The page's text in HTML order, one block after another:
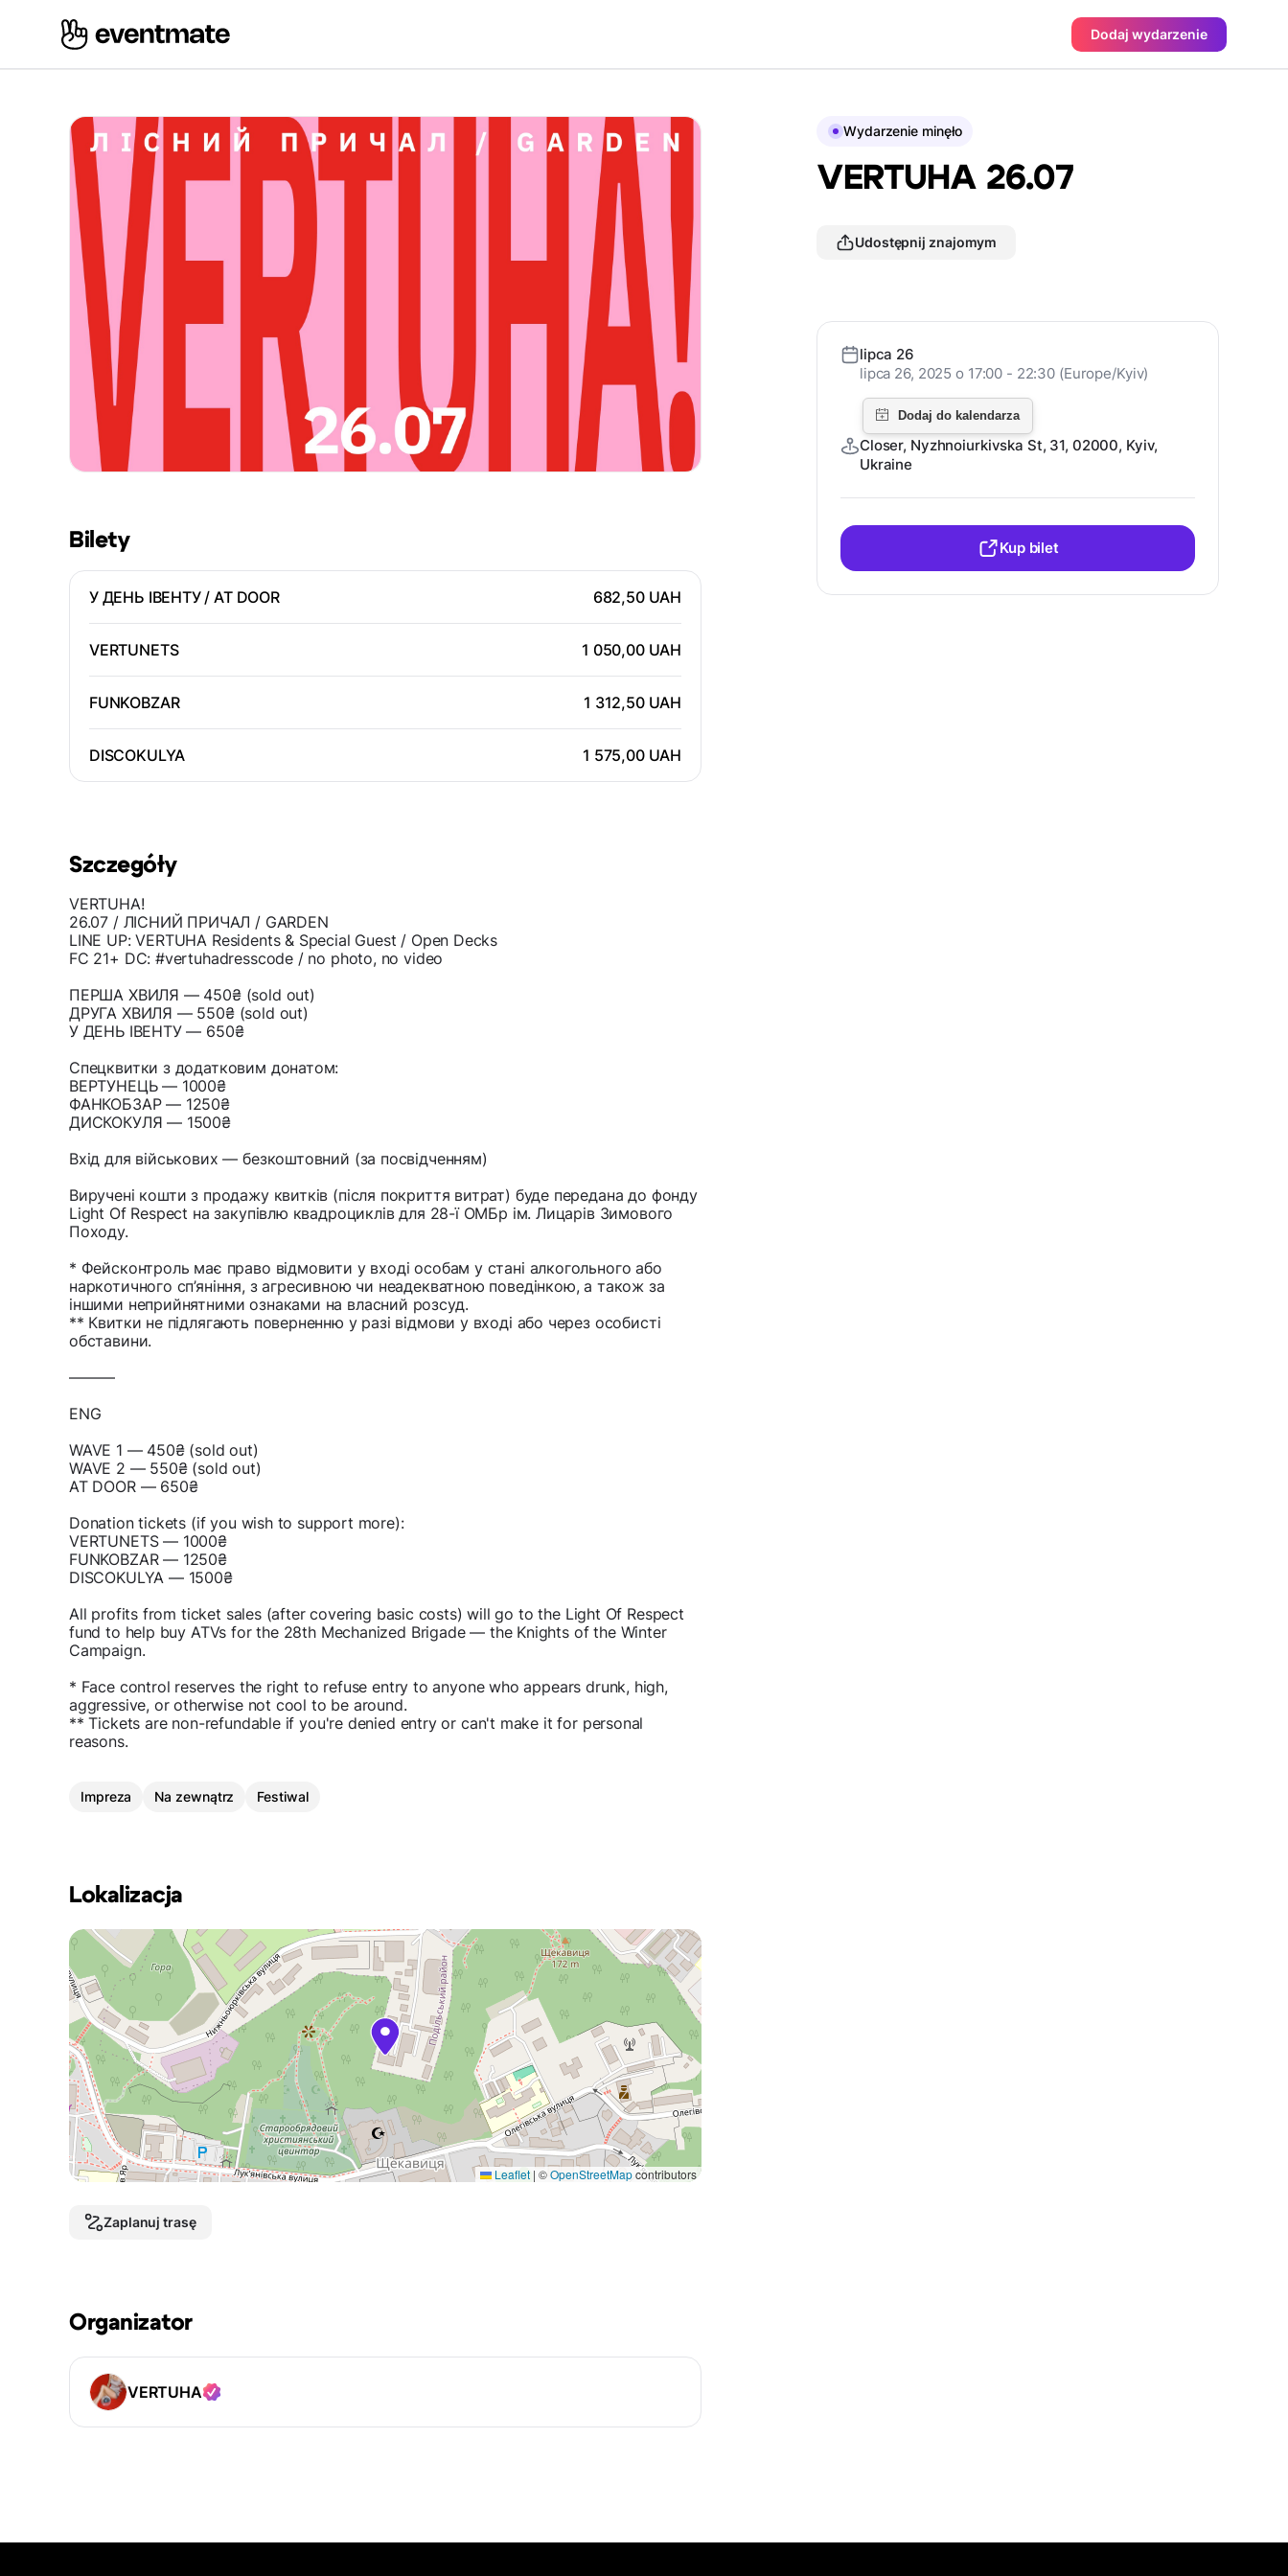
Dodaj wydarzenie
Bilety
У ДЕНЬ ІВЕНТУ / AT DOOR 682,50 UAH
VERTUNETS 1 050,00 UAH
FUNKOBZAR 1 312,50 UAH
DISCOKULYA 1 575,00 UAH
Szczegóły
VERTUHA!
26.07 / ЛІСНИЙ ПРИЧАЛ / GARDEN
LINE UP: VERTUHA Residents & Special Guest / Open Decks
FC 21+ DC: #vertuhadresscode / no photo, no video
ПЕРША ХВИЛЯ — 450₴ (sold out)
ДРУГА ХВИЛЯ — 550₴ (sold out)
У ДЕНЬ ІВЕНТУ — 650₴
Спецквитки з додатковим донатом:
ВЕРТУНЕЦЬ — 1000₴
ФАНКОБЗАР — 1250₴
ДИСКОКУЛЯ — 1500₴
Вхід для військових — безкоштовний (за посвідченням)
Виручені кошти з продажу квитків (після покриття витрат) буде передана до фонду
Light Of Respect на закупівлю квадроциклів для 28-ї ОМБр ім. Лицарів Зимового
Походу.
* Фейсконтроль має право відмовити у вході особам у стані алкогольного або
наркотичного сп’яніння, з агресивною чи неадекватною поведінкою, а також за
іншими неприйнятними ознаками на власний розсуд.
** Квитки не підлягають поверненню у разі відмови у вході або через особисті
обставини.
———
ENG
WAVE 1 — 450₴ (sold out)
WAVE 2 — 550₴ (sold out)
AT DOOR — 650₴
Donation tickets (if you wish to support more):
VERTUNETS — 1000₴
FUNKOBZAR — 1250₴
DISCOKULYA — 1500₴
All profits from ticket sales (after covering basic costs) will go to the Light Of Respect
fund to help buy ATVs for the 28th Mechanized Brigade — the Knights of the Winter
Campaign.
* Face control reserves the right to refuse entry to anyone who appears drunk, high,
aggressive, or otherwise not cool to be around.
** Tickets are non-refundable if you're denied entry or can't make it for personal
reasons.
Impreza Na zewnątrz Festiwal
Lokalizacja
Leaflet | ©OpenStreetMapcontributors
Zaplanuj trasę
Organizator
VERTUHA
Wydarzenie minęło
VERTUHA 26.07
Udostępnij znajomym
lipca 26
lipca 26, 2025 o 17:00 - 22:30 (Europe/Kyiv)
Closer, Nyzhnoiurkivska St, 31, 02000, Kyiv,
Ukraine
Kup bilet